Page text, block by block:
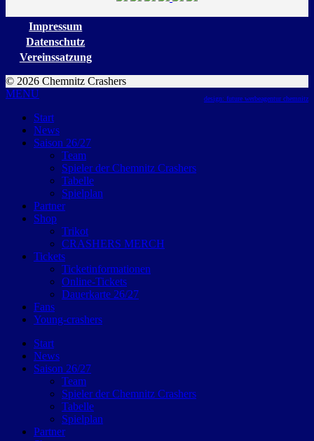
Impressum
Datenschutz
Vereinssatzung
© 2026 Chemnitz Crashers
design: future werbeagentur chemnitz
MENU
Start
News
Saison 26/27
Team
Spieler der Chemnitz Crashers
Tabelle
Spielplan
Partner
Shop
Trikot
CRASHERS MERCH
Tickets
Ticketinformationen
Online-Tickets
Dauerkarte 26/27
Fans
Young-crashers
Start
News
Saison 26/27
Team
Spieler der Chemnitz Crashers
Tabelle
Spielplan
Partner